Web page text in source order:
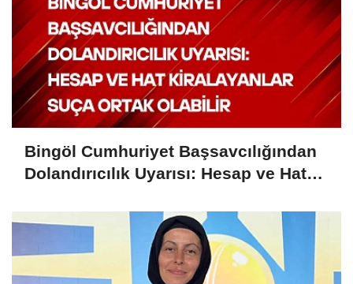
Bingöl Cumhuriyet Başsavcılığından
Dolandırıcılık Uyarısı: Hesap ve Hat